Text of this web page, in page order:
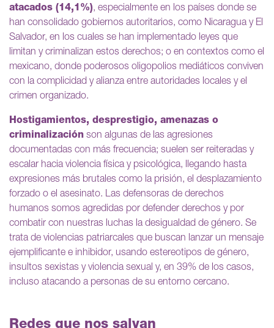
atacados (14,1%), especialmente en los países donde se
han consolidado gobiernos autoritarios, como Nicaragua y El
Salvador, en los cuales se han implementado leyes que
limitan y criminalizan estos derechos; o en contextos como el
mexicano, donde poderosos oligopolios mediáticos conviven
con la complicidad y alianza entre autoridades locales y el
crimen organizado.
Hostigamientos, desprestigio, amenazas o
criminalización son algunas de las agresiones
documentadas con más frecuencia; suelen ser reiteradas y
escalar hacia violencia física y psicológica, llegando hasta
expresiones más brutales como la prisión, el desplazamiento
forzado o el asesinato. Las defensoras de derechos
humanos somos agredidas por defender derechos y por
combatir con nuestras luchas la desigualdad de género. Se
trata de violencias patriarcales que buscan lanzar un mensaje
ejemplificante e inhibidor, usando estereotipos de género,
insultos sexistas y violencia sexual y, en 39% de los casos,
incluso atacando a personas de su entorno cercano.
Redes que nos salvan